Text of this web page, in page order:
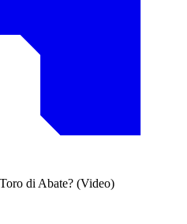
di Abate? (Video)